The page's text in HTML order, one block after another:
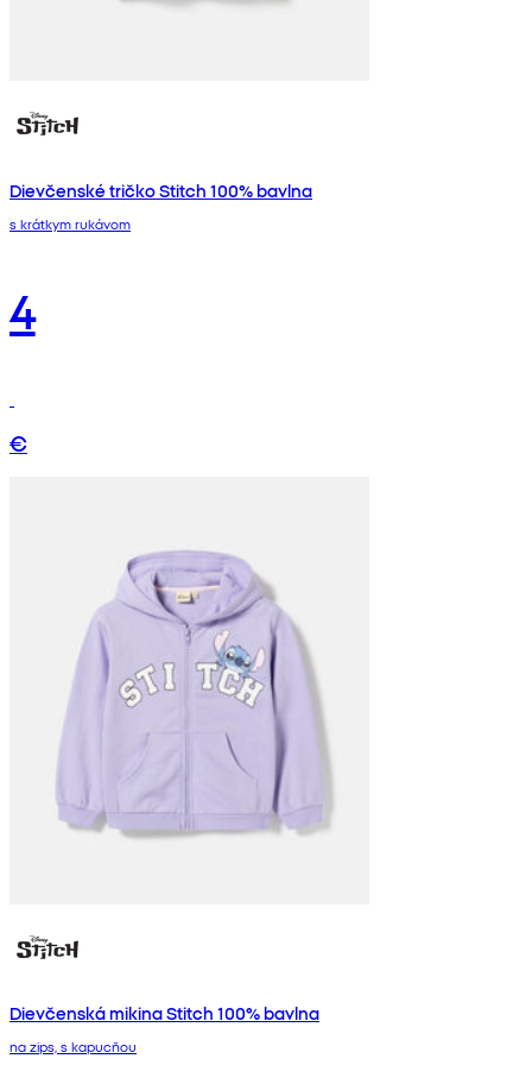
Dievčenské tričko Stitch 100% bavlna
s krátkym rukávom
4
€
Dievčenská mikina Stitch 100% bavlna
na zips, s kapucňou